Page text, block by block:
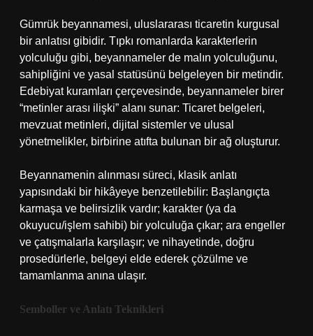
Gümrük beyannamesi, uluslararası ticaretin kurgusal
bir anlatısı gibidir. Tıpkı romanlarda karakterlerin
yolculuğu gibi, beyannameler de malın yolculuğunu,
sahipliğini ve yasal statüsünü belgeleyen bir metindir.
Edebiyat kuramları çerçevesinde, beyannameler birer
“metinler arası ilişki” alanı sunar: Ticaret belgeleri,
mevzuat metinleri, dijital sistemler ve ulusal
yönetmelikler, birbirine atıfta bulunan bir ağ oluşturur.
Beyannamenin alınması süreci, klasik anlatı
yapısındaki bir hikâyeye benzetilebilir: Başlangıçta
karmaşa ve belirsizlik vardır; karakter (ya da
okuyucu/işlem sahibi) bir yolculuğa çıkar; ara engeller
ve çatışmalarla karşılaşır; ve nihayetinde, doğru
prosedürlerle, belgeyi elde ederek çözülme ve
tamamlanma anına ulaşır.
Semboller ve Anlatı Teknikleri